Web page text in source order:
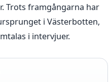
Trots framgångarna har
i Västerbotten,
i intervjuer.